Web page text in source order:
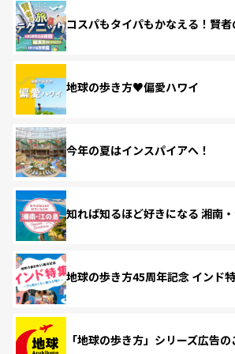
コスパもタイパもかなえる！賢
地球の歩き方♥偏愛ハワイ
今年の夏はインスパイアへ！
知れば知るほど好きになる 湘南
地球の歩き方45周年記念 インド
「地球の歩き方」シリーズ広告の